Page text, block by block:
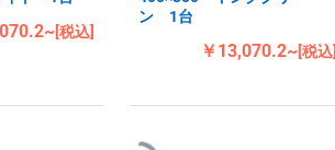
[税込]
ン 1台
￥13,070.2~[税込]